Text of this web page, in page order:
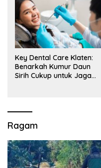
Key Dental Care Klaten:
Benarkah Kumur Daun
Sirih Cukup untuk Jaga
Ragam